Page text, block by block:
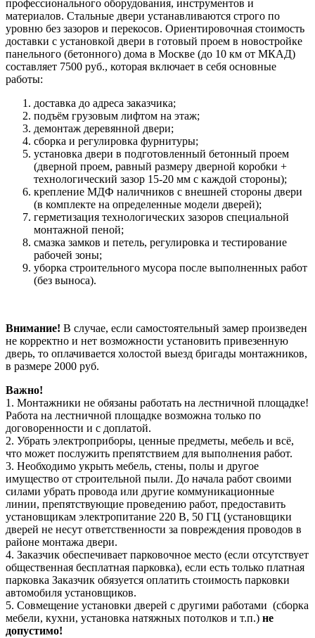
профессионального оборудования, инструментов и
материалов. Стальные двери устанавливаются строго по
уровню без зазоров и перекосов. Ориентировочная стоимость
доставки с установкой двери в готовый проем в новостройке
панельного (бетонного) дома в Москве (до 10 км от МКАД)
составляет 7500 руб., которая включает в себя основные
работы:
доставка до адреса заказчика;
подъём грузовым лифтом на этаж;
демонтаж деревянной двери;
сборка и регулировка фурнитуры;
установка двери в подготовленный бетонный проем
(дверной проем, равный размеру дверной коробки +
технологический зазор 15-20 мм с каждой стороны);
крепление МДФ наличников с внешней стороны двери
(в комплекте на определенные модели дверей);
герметизация технологических зазоров специальной
монтажной пеной;
смазка замков и петель, регулировка и тестирование
рабочей зоны;
уборка строительного мусора после выполненных работ
(без выноса).
Внимание! В случае, если самостоятельный замер произведен
не корректно и нет возможности установить привезенную
дверь, то оплачивается холостой выезд бригады монтажников,
в размере 2000 руб.
Важно!
1. Монтажники не обязаны работать на лестничной площадке!
Работа на лестничной площадке возможна только по
договоренности и с доплатой.
2. Убрать электроприборы, ценные предметы, мебель и всё,
что может послужить препятствием для выполнения работ.
3. Необходимо укрыть мебель, стены, полы и другое
имущество от строительной пыли. До начала работ своими
силами убрать провода или другие коммуникационные
линии, препятствующие проведению работ, предоставить
установщикам электропитание 220 В, 50 ГЦ (установщики
дверей не несут ответственности за повреждения проводов в
районе монтажа двери.
4. Заказчик обеспечивает парковочное место (если отсутствует
общественная бесплатная парковка), если есть только платная
парковка Заказчик обязуется оплатить стоимость парковки
автомобиля установщиков.
5. Совмещение установки дверей с другими работами (сборка
мебели, кухни, установка натяжных потолков и т.п.) не
допустимо!